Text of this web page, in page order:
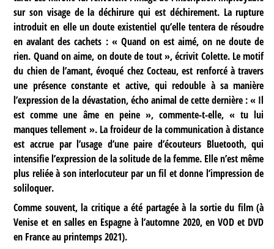
sur son visage de la déchirure qui est déchirement. La rupture
introduit en elle un doute existentiel qu’elle tentera de résoudre
en avalant des cachets : « Quand on est aimé, on ne doute de
rien. Quand on aime, on doute de tout », écrivit Colette. Le motif
du chien de l’amant, évoqué chez Cocteau, est renforcé à travers
une présence constante et active, qui redouble à sa manière
l’expression de la dévastation, écho animal de cette dernière : « Il
est comme une âme en peine », commente-t-elle, « tu lui
manques tellement ». La froideur de la communication à distance
est accrue par l’usage d’une paire d’écouteurs Bluetooth, qui
intensifie l’expression de la solitude de la femme. Elle n’est même
plus reliée à son interlocuteur par un fil et donne l’impression de
soliloquer.
Comme souvent, la critique a été partagée à la sortie du film (à
Venise et en salles en Espagne à l’automne 2020, en VOD et DVD
en France au printemps 2021).